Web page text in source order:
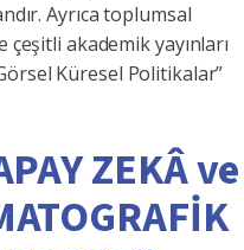
Ayrıca toplumsal
akademik yayınları
Küresel Politikalar”
ZEKÂ ve